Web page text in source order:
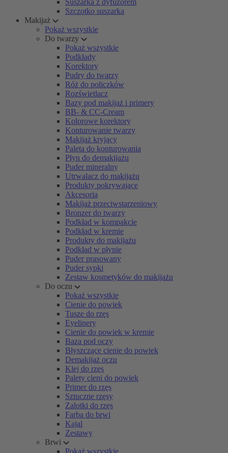
Suszarka z dyfuzorem
Szczotko suszarka
Makijaż
Pokaż wszystkie
Do twarzy
Pokaż wszystkie
Podkłady
Korektory
Pudry do twarzy
Róż do policzków
Rozświetlacz
Bazy pod makijaż i primery
BB- & CC-Cream
Kolorowe korektory
Konturowanie twarzy
Makijaż kryjący
Paleta do konturowania
Płyn do demakijażu
Puder mineralny
Utrwalacz do makijażu
Produkty pokrywające
Akcesoria
Makijaż przeciwstarzeniowy
Bronzer do twarzy
Podkład w kompakcie
Podkład w kremie
Produkty do makijażu
Podkład w płynie
Puder prasowany
Puder sypki
Zestaw kosmetyków do makijażu
Do oczu
Pokaż wszystkie
Cienie do powiek
Tusze do rzęs
Eyelinery
Cienie do powiek w kremie
Baza pod oczy
Błyszczące cienie do powiek
Demakijaż oczu
Klej do rzęs
Palety cieni do powiek
Primer do rzęs
Sztuczne rzęsy
Zalotki do rzęs
Farba do brwi
Kajal
Zestawy
Brwi
Pokaż wszystkie